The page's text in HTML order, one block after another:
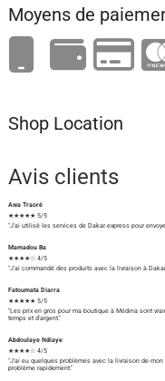
Moyens de
Shop Location
Avis clients
Awa Traoré
★★★★★ 5/5
"J'ai utilisé les services de Dakar.express pour
Mamadou Ba
★★★★☆ 4/5
"J'ai commandé des produits avec la livraison à
Fatoumata Diarra
★★★★★ 5/5
"Les prix en gros pour ma boutique à Médina sont
temps et d'argent."
Abdoulaye Ndiaye
★★★★☆ 4/5
"J'ai eu quelques problèmes avec la livraison de
problème rapidement."